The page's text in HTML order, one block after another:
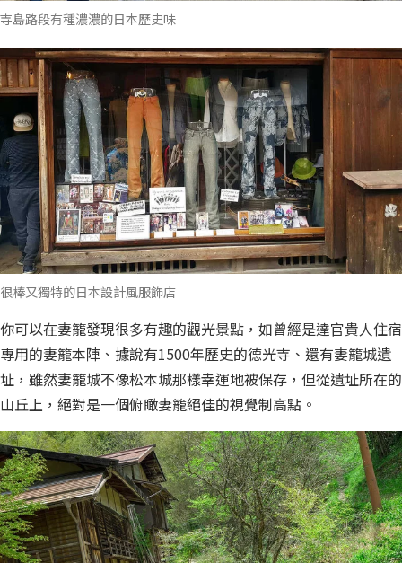
寺島路段有種濃濃的日本歷史味
很棒又獨特的日本設計風服飾店
你可以在妻籠發現很多有趣的觀光景點，如曾經是達官貴人住宿
專用的妻籠本陣、據說有1500年歷史的德光寺、還有妻籠城遺
址，雖然妻籠城不像松本城那樣幸運地被保存，但從遺址所在的
山丘上，絕對是一個俯瞰妻籠絕佳的視覺制高點。